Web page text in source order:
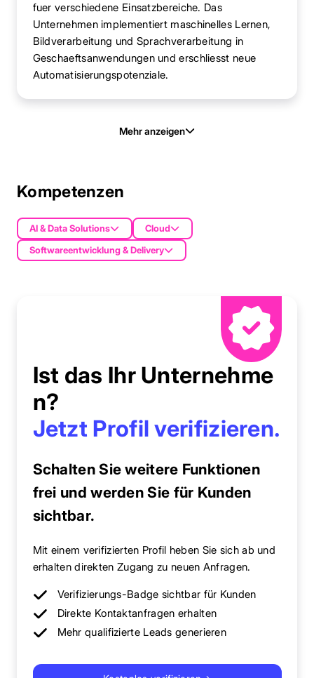
fuer verschiedene Einsatzbereiche. Das
Unternehmen implementiert maschinelles Lernen,
Bildverarbeitung und Sprachverarbeitung in
Geschaeftsanwendungen und erschliesst neue
Automatisierungspotenziale.
Mehr anzeigen
Kompetenzen
AI & Data Solutions
Cloud
Softwareentwicklung & Delivery
Ist das Ihr Unternehme
n?
Jetzt Profil verifizieren.
Schalten Sie weitere Funktionen
frei und werden Sie für Kunden
sichtbar.
Mit einem verifizierten Profil heben Sie sich ab und
erhalten direkten Zugang zu neuen Anfragen.
Verifizierungs-Badge sichtbar für Kunden
Direkte Kontaktanfragen erhalten
Mehr qualifizierte Leads generieren